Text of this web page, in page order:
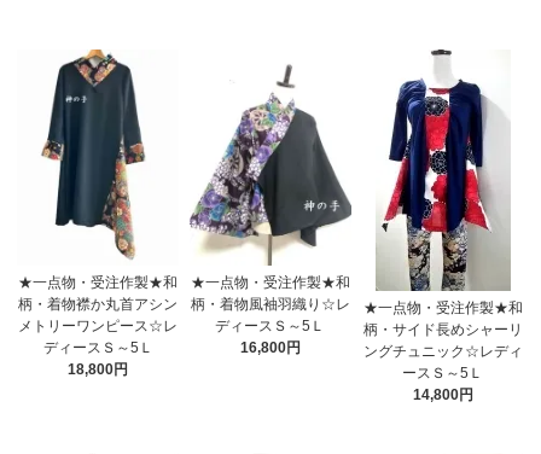
★一点物・受注作製★和
柄・着物襟か丸首アシン
メトリーワンピース☆レ
ディースＳ～5Ｌ
18,800円
★一点物・受注作製★和
柄・着物風袖羽織り☆レ
ディースＳ～5Ｌ
16,800円
★一点物・受注作製★和
柄・サイド長めシャーリ
ングチュニック☆レディ
ースＳ～5Ｌ
14,800円